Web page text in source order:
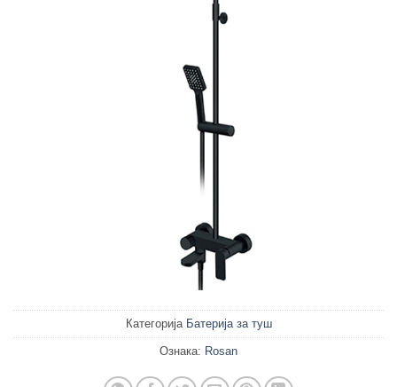
Категорија Батерија за туш
Ознака: Rosan